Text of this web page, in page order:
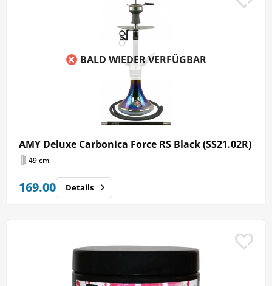
BALD WIEDER VERFÜGBAR
AMY Deluxe Carbonica Force RS Black (SS21.02R)
49 cm
169.00 Details